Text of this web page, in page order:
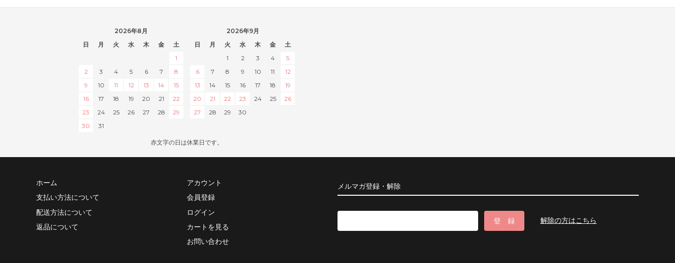
2026年8月
日
月 火 水 木 金
土
1
2
3 4 5 6 7
8
9
10 11 12 13 14
15
16
17 18 19 20 21
22
23
24 25 26 27 28
29
30
31
2026年9月
日
月 火 水 木 金
土
1
2 3 4
5
6
7 8 9 10 11
12
13
14 15 16 17 18
19
20
21 22 23 24 25
26
27
28 29 30
赤文字の日は休業日です。
メルマガ登録・解除
解除の方はこちら
ホーム
支払い方法について
配送方法について
返品について
アカウント
会員登録
ログイン
カートを見る
お問い合わせ